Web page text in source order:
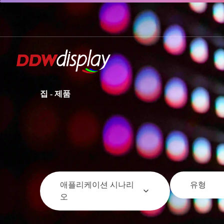
집 - 제품
애플리케이션 시나리
오
유형